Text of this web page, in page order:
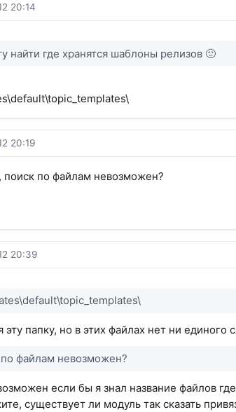
20:14
найти где хранятся шаблоны релизов 🙁
20:19
, поиск по файлам невозможен?
20:39
эту папку, но в этих файлах нет ни единого
файлам невозможен?
если бы я знал название файлов
существует ли модуль так сказать